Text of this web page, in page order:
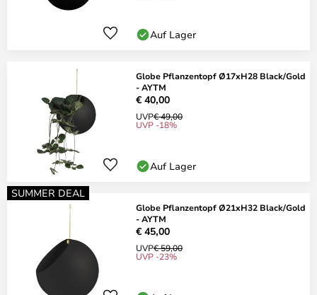
Auf Lager
Globe Pflanzentopf Ø17xH28 Black/Gold
- AYTM
€ 40,00
UVP€ 49,00
UVP -18%
Auf Lager
SUMMER DEAL
Globe Pflanzentopf Ø21xH32 Black/Gold
- AYTM
€ 45,00
UVP€ 59,00
UVP -23%